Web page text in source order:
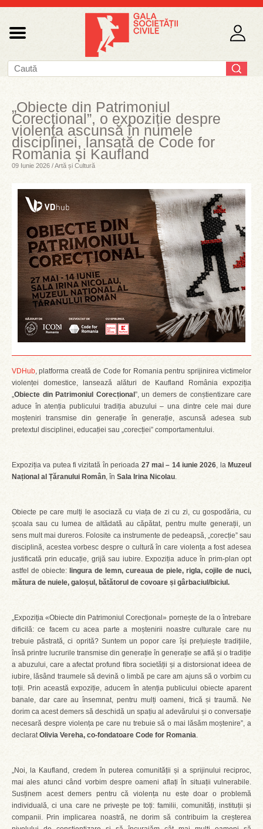
„Obiecte din Patrimoniul
Corecțional”, o expoziție despre
violența ascunsă în numele
disciplinei, lansată de Code for
Romania și Kaufland
09 Iunie 2026 / Artă și Cultură
VDHub, platforma creată de Code for Romania pentru sprijinirea victimelor
violenței domestice, lansează alături de Kaufland România expoziția
„Obiecte din Patrimoniul Corecțional ”, un demers de conștientizare care
aduce în atenția publicului tradiția abuzului – una dintre cele mai dure
moșteniri transmise din generație în generație, ascunsă adesea sub
pretextul disciplinei, educației sau „corecției” comportamentului.
Expoziția va putea fi vizitată în perioada 27 mai – 14 iunie 2026, la Muzeul
Național al Țăranului Român, în Sala Irina Nicolau.
Obiecte pe care mulți le asociază cu viața de zi cu zi, cu gospodăria, cu
școala sau cu lumea de altădată au căpătat, pentru multe generații, un
sens mult mai dureros. Folosite ca instrumente de pedeapsă, „corecție” sau
disciplină, acestea vorbesc despre o cultură în care violența a fost adesea
justificată prin educație, grijă sau iubire. Expoziția aduce în prim-plan opt
astfel de obiecte: lingura de lemn, cureaua de piele, rigla, cojile de nuci,
mătura de nuiele, galoșul, bătătorul de covoare și gârbaciul/biciul.
„Expoziția «Obiecte din Patrimoniul Corecțional» pornește de la o întrebare
dificilă: ce facem cu acea parte a moștenirii noastre culturale care nu
trebuie păstrată, ci oprită? Suntem un popor care își prețuiește tradițiile,
însă printre lucrurile transmise din generație în generație se află și o tradiție
a abuzului, care a afectat profund fibra societății și a distorsionat ideea de
iubire, lăsând traumele să devină o limbă pe care am ajuns să o vorbim cu
toții. Prin această expoziție, aducem în atenția publicului obiecte aparent
banale, dar care au însemnat, pentru mulți oameni, frică și traumă. Ne
dorim ca acest demers să deschidă un spațiu al adevărului și o conversație
necesară despre violența pe care nu trebuie să o mai lăsăm moștenire”, a
declaratOlivia Vereha, co-fondatoare Code for Romania.
„Noi, la Kaufland, credem în puterea comunității și a sprijinului reciproc,
mai ales atunci când vorbim despre oameni aflați în situații vulnerabile.
Susținem acest demers pentru că violența nu este doar o problemă
individuală, ci una care ne privește pe toți: familii, comunități, instituții și
companii. Prin implicarea noastră, ne dorim să contribuim la creșterea